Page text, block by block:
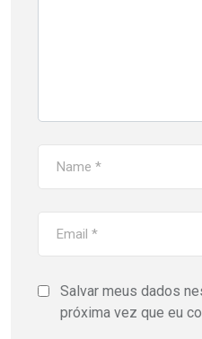
Salvar meus dados
próxima vez que eu